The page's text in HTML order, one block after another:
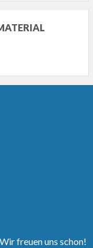
freuen uns schon!